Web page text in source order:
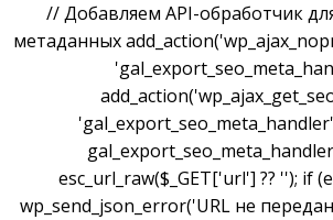
// Добавляем API-обработчик
метаданных
esc_url_raw($_GET['url'] ?? ''); if
wp_send_json_error('URL не